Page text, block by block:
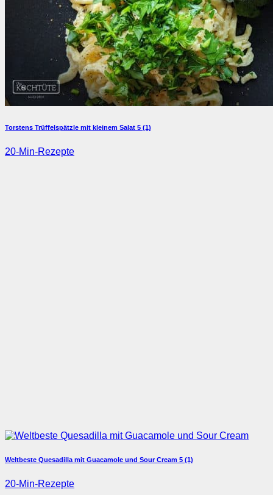
Torstens Trüffelspätzle mit kleinem Salat 5 (1)
20-Min-Rezepte
Weltbeste Quesadilla mit Guacamole und Sour Cream 5 (1)
20-Min-Rezepte